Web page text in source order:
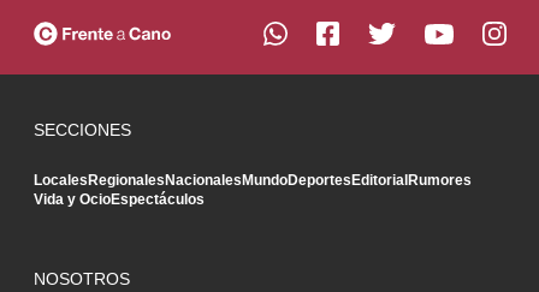
SECCIONES
Locales Regionales Nacionales MundoDeportes Editorial Rumores
Vida y OcioEspectáculos
NOSOTROS